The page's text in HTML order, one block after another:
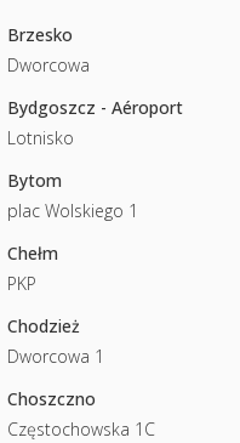
Brzesko
Dworcowa
Bydgoszcz - Aéroport
Lotnisko
Bytom
plac Wolskiego 1
Chełm
PKP
Chodzież
Dworcowa 1
Choszczno
Częstochowska 1C